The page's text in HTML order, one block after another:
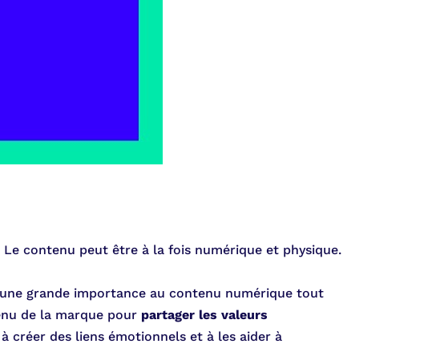
Le contenu peut être à la fois numérique et physique.
grande importance au contenu numérique tout
de la marque pour partager les valeurs
créer des liens émotionnels et à les aider à